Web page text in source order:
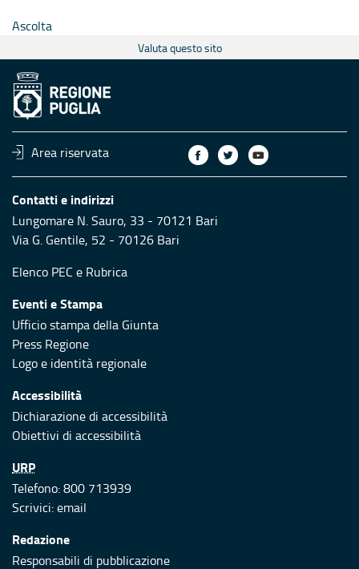
Ascolta
Valuta questo sito
Area riservata
Contatti e indirizzi
Lungomare N. Sauro, 33 - 70121 Bari
Via G. Gentile, 52 - 70126 Bari
Elenco PEC e Rubrica
Eventi e Stampa
Ufficio stampa della Giunta
Press Regione
Logo e identità regionale
Accessibilità
Dichiarazione di accessibilità
Obiettivi di accessibilità
URP
Telefono: 800 713939
Scrivici:email
Redazione
Responsabili di pubblicazione